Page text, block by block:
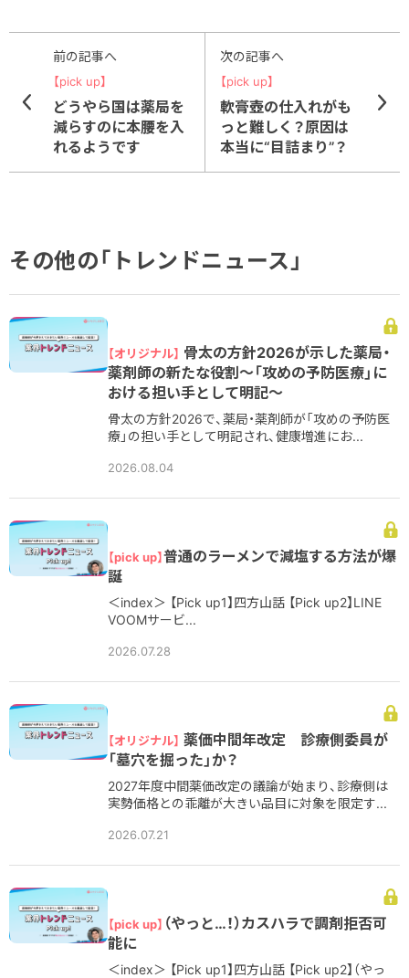
前の記事へ
【pick up】
どうやら国は薬局を
減らすのに本腰を入
れるようです
次の記事へ
【pick up】
軟膏壺の仕入れがも
っと難しく？原因は
本当に“目詰まり”？
その他の「トレンドニュース」
【オリジナル】 骨太の方針2026が示した薬局・
薬剤師の新たな役割～「攻めの予防医療」に
おける担い手として明記～
骨太の方針2026で、薬局・薬剤師が「攻めの予防医
療」の担い手として明記され、健康増進にお...
2026.08.04
【pick up】 普通のラーメンで減塩する方法が爆
誕
＜index＞ 【Pick up1】四方山話 【Pick up2】LINE
VOOMサービ...
2026.07.28
【オリジナル】 薬価中間年改定 診療側委員が
「墓穴を掘った」か？
2027年度中間薬価改定の議論が始まり、診療側は
実勢価格との乖離が大きい品目に対象を限定す...
2026.07.21
【pick up】 （やっと…！）カスハラで調剤拒否可
能に
＜index＞ 【Pick up1】四方山話 【Pick up2】（やっ